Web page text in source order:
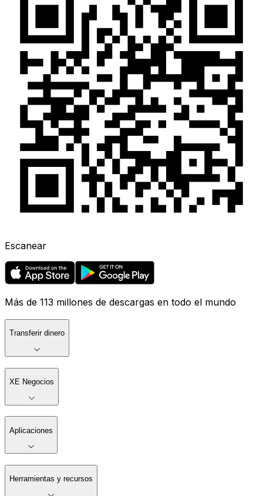
Escanear
Más de 113 millones de descargas en todo el mundo
Transferir dinero
XE Negocios
Aplicaciones
Herramientas y recursos